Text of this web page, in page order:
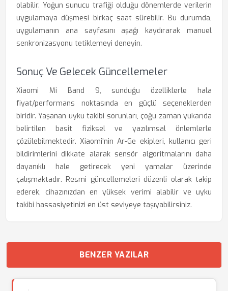
olabilir. Yoğun sunucu trafiği olduğu dönemlerde verilerin
uygulamaya düşmesi birkaç saat sürebilir. Bu durumda,
uygulamanın ana sayfasını aşağı kaydırarak manuel
senkronizasyonu tetiklemeyi deneyin.
Sonuç Ve Gelecek Güncellemeler
Xiaomi Mi Band 9, sunduğu özelliklerle hala
fiyat/performans noktasında en güçlü seçeneklerden
biridir. Yaşanan uyku takibi sorunları, çoğu zaman yukarıda
belirtilen basit fiziksel ve yazılımsal önlemlerle
çözülebilmektedir. Xiaomi'nin Ar-Ge ekipleri, kullanıcı geri
bildirimlerini dikkate alarak sensör algoritmalarını daha
dayanıklı hale getirecek yeni yamalar üzerinde
çalışmaktadır. Resmi güncellemeleri düzenli olarak takip
ederek, cihazınızdan en yüksek verimi alabilir ve uyku
takibi hassasiyetinizi en üst seviyeye taşıyabilirsiniz.
BENZER YAZILAR